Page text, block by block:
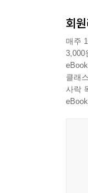
[제
[제
[제
[제
[제
[제
회
매주
3,000
클래
사락